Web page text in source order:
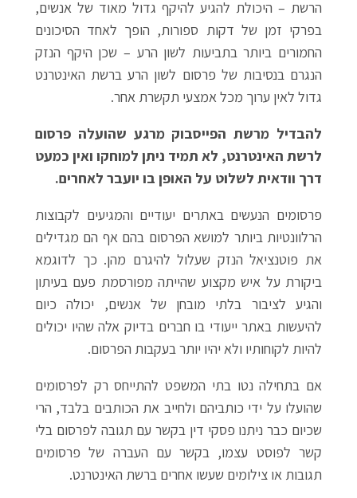
הרשת – היכולת להגיע להיקף גדול מאוד של אנשים,
בפרקי זמן של דקות ספורות, הופך לאחד הסיכונים
החמורים ביותר בתביעות לשון הרע – שכן היקף הנזק
הנגרם בנסיבות של פרסום לשון הרע ברשת האינטרנט
גדול לאין ערוך מכל אמצעי תקשרת אחר.
להבדיל מרשת הפייסבוק מרגע שהועלה פרסום
לרשת האינטרנט, לא תמיד ניתן למוחקו ואין כמעט
דרך וודאית לשלוט על האופן בו יועבר לאחרים.
פרסומים הנעשים באתרים יעודיים והמגיעים לקבוצות
הרלוונטיות ביותר למושא הפרסום בהם אף הם מגדילים
את פוטנציאל הנזק שעלול להיגרם מהן. כך לדוגמא
ביקורת על איש מקצוע שהייתה מפורסמת פעם בעיתון
והגיע לציבור בלתי מובחן של אנשים, יכולה כיום
להיעשות באתר ייעודי בו חברים בדיוק אלה שהיו יכולים
להיות לקוחותיו ולא יהיו יותר בעקבות הפרסום.
אם בתחילה נטו בתי המשפט להתייחס רק לפרסומים
שהועלו על ידי כותביהם ולחייב את הכותבים בלבד, הרי
שכיום כבר ניתנו פסקי דין בקשר עם תגובה לפרסום בלי
קשר לפוסט עצמו, בקשר עם העברה של פרסומים
תגובות או צילומים שעשו אחרים ברשת האינטרנט.